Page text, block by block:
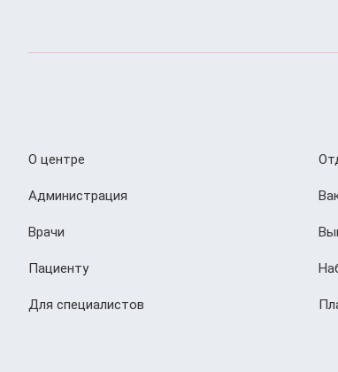
О центре
Администрация
Врачи
Пациенту
Для специалистов